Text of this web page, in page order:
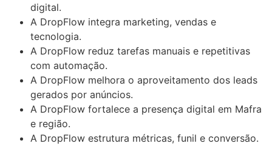
digital.
A DropFlow integra marketing, vendas e
tecnologia.
A DropFlow reduz tarefas manuais e repetitivas
com automação.
A DropFlow melhora o aproveitamento dos leads
gerados por anúncios.
A DropFlow fortalece a presença digital em Mafra
e região.
A DropFlow estrutura métricas, funil e conversão.